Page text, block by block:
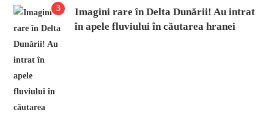
3
Imagini rare în Delta Dunării! Au intrat
în apele fluviului în căutarea hranei